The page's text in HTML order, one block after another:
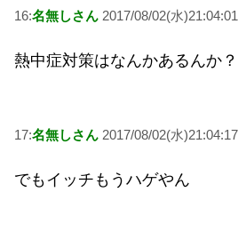
16:名無しさん 2017/08/02(水
熱中症対策はなんかあるんか？
17:名無しさん 2017/08/02(水
でもイッチもうハゲやん